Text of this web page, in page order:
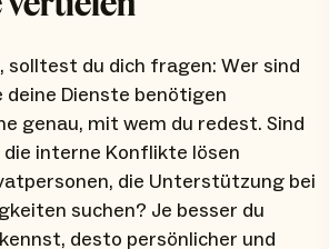
solltest du dich fragen: Wer sind
deine Dienste benötigen
genau, mit wem du redest. Sind
interne Konflikte lösen
die Unterstützung bei
suchen? Je besser du
desto persönlicher und